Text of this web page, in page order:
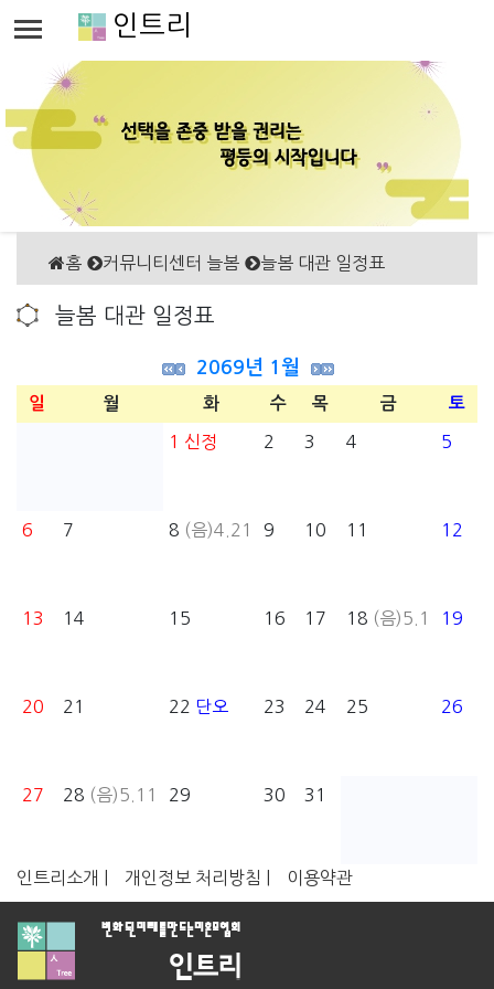
인트리
홈 커뮤니티센터 늘봄 늘봄 대관 일정표
늘봄 대관 일정표
2069년 1월
일 월 화 수 목 금 토
1 신정 2 3 4 5
6 7 8 (음)4.21 9 10 11 12
13 14 15 16 17 18 (음)5.1 19
20 21 22 단오 23 24 25 26
27 28 (음)5.11 29 30 31
인트리소개 | 개인정보 처리방침 | 이용약관